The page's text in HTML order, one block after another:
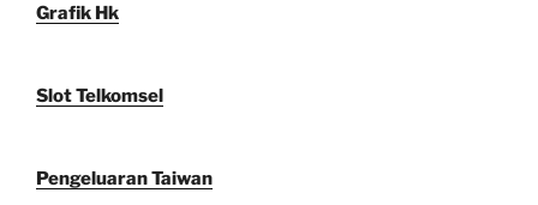
Grafik Hk
Slot Telkomsel
Pengeluaran Taiwan